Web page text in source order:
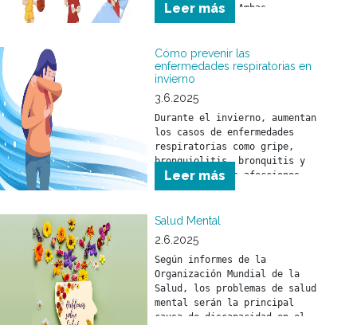
con el tiempo. Ambas
herramientas ayudan a que
mundo que los rodea y se
sientan seguros frente a los
desafíos del día a día.
Leer más
Cómo prevenir las
enfermedades respiratorias en
invierno
3.6.2025
Durante el invierno, aumentan
los casos de enfermedades
respiratorias como gripe,
bronquiolitis, bronquitis y
neumonía. Estas afecciones
pueden afectar a toda la
especialmente peligrosas para
niñas y niños menores de 5
años y para personas mayores
de 65 años.
Leer más
Salud Mental
2.6.2025
Según informes de la
Organización Mundial de la
Salud, los problemas de salud
mental serán la principal
causa de discapacidad en el